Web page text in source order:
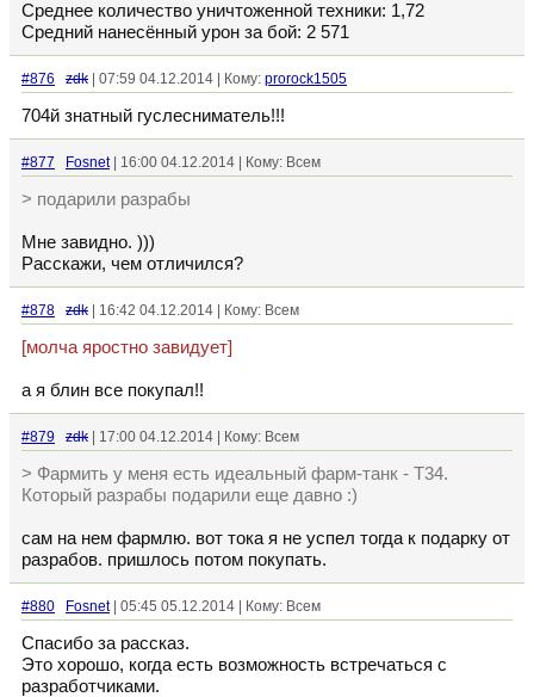
Среднее количество уничтоженной техники: 1,72
Средний нанесённый урон за бой: 2 571
#876 zdk | 07:59 04.12.2014 | Кому: prorock1505
704й знатный гуслесниматель!!!
#877 Fosnet| 16:00 04.12.2014 | Кому: Всем
> подарили разрабы
Мне завидно. )))
Расскажи, чем отличился?
#878 zdk | 16:42 04.12.2014 | Кому: Всем
[молча яростно завидует]
а я блин все покупал!!
#879 zdk | 17:00 04.12.2014 | Кому: Всем
> Фармить у меня есть идеальный фарм-танк - Т34.
Который разрабы подарили еще давно :)
сам на нем фармлю. вот тока я не успел тогда к подарку от
разрабов. пришлось потом покупать.
#880 Fosnet| 05:45 05.12.2014 | Кому: Всем
Спасибо за рассказ.
Это хорошо, когда есть возможность встречаться с
разработчиками.